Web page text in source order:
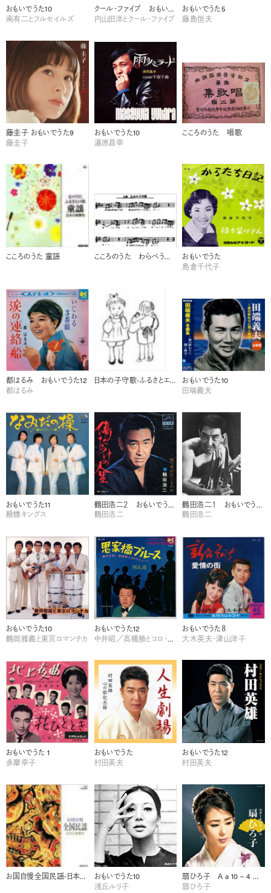
おもいでうた10
南有二とフルセイルズ
クール・ファイブ おもいでうた9
内山田洋とクール・ファイブ
おもいでうた5
藤島恒夫
藤圭子 おもいでうた9
藤圭子
おもいでうた10
湯原昌幸
こころのうた 唱歌
こころのうた 童謡 こころのうた わらべうた・古謡
おもいでうた
島倉千代子
都はるみ おもいでうた12
都はるみ
日本の子守歌-ふるさとエレジー- 監修 菅野覧
おもいでうた10
田端義夫
おもいでうた11
殿様キングス
鶴田浩二２ おもいでうた11
鶴田浩二
鶴田浩二１ おもいでうた 1
鶴田浩二
おもいでうた10
鶴岡雅義と東京ロマンチカ
おもいでうた12
中井昭／高橋勝とコロ・ラティーノ
おもいでうた８
大木英夫・津山洋子
おもいでうた 1
多摩幸子
おもいでうた
村田英夫
おもいでうた12
村田英夫
お国自慢全国民謡-日本の音景色-
おもいでうた10
浅丘ルリ子
扇ひろ子 A a 10 – 4 扇ひろ子 任侠演歌
扇ひろ子